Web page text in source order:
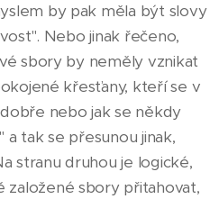
by pak měla být slovy
Nebo jinak řečeno,
sbory by neměly vznikat
křesťany, kteří se v
nebo jak se někdy
a tak se přesunou jinak,
stranu druhou je logické,
založené sbory přitahovat,